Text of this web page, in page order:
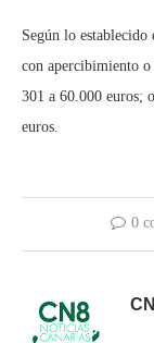
Según lo establecido
con apercibimiento
301 a 60.000 euros;
euros.
0